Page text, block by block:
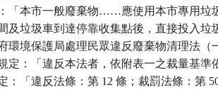
：「本市一般廢棄物……應使用本市專用垃
間及垃圾車到達停靠收集點後，直接投入
府環境保護局處理民眾違反廢棄物清理法（
規定：「違反本法者，依附表一之裁量基準
定：「違反法條：第 12 條；裁罰法條：第